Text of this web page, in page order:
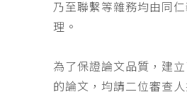
乃至聯繫等雜務均由同
理。
為了保證論文品質，建
的論文，均請二位審查